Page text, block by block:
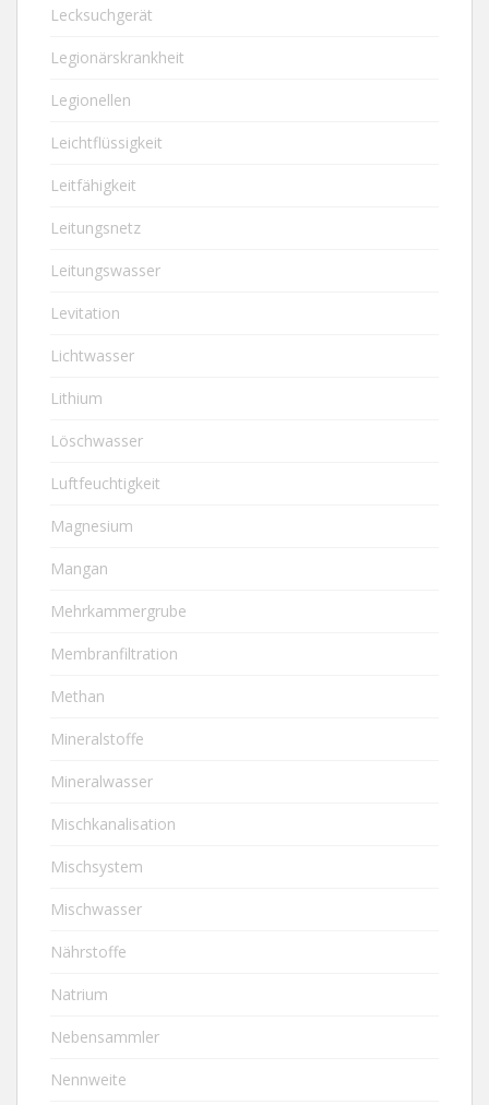
Lecksuchgerät
Legionärskrankheit
Legionellen
Leichtflüssigkeit
Leitfähigkeit
Leitungsnetz
Leitungswasser
Levitation
Lichtwasser
Lithium
Löschwasser
Luftfeuchtigkeit
Magnesium
Mangan
Mehrkammergrube
Membranfiltration
Methan
Mineralstoffe
Mineralwasser
Mischkanalisation
Mischsystem
Mischwasser
Nährstoffe
Natrium
Nebensammler
Nennweite